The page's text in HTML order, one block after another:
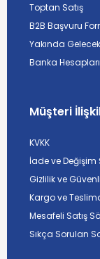
Toptan Satış
B2B Başvuru
Yakında
Banka Hesapları
Müşteri
KVKK
İade ve Değişim
Gizlilik ve
Kargo ve
Mesafeli Satış
Sıkça Sorulan